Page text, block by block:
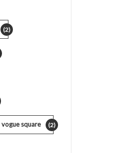
(2)
vogue square (2)